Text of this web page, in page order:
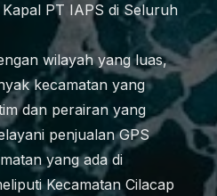
PT IAPS di Seluruh
wilayah yang luas,
kecamatan yang
dan perairan yang
penjualan GPS
yang ada di
Kecamatan Cilacap